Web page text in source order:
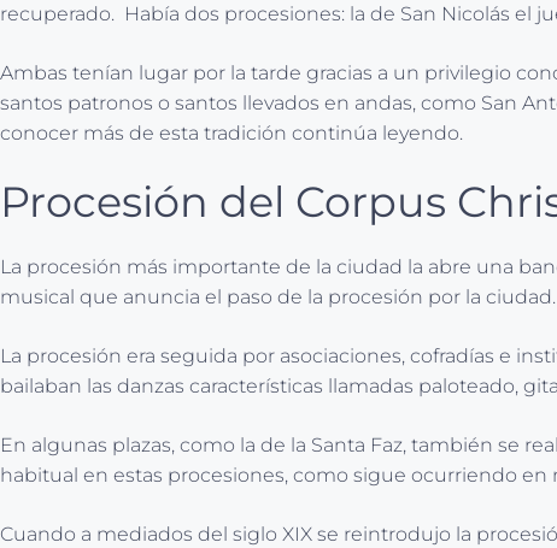
recuperado. Había dos procesiones: la de San Nicolás el
Ambas tenían lugar por la tarde gracias a un privilegio
santos patronos o santos llevados en andas, como San
conocer más de esta tradición continúa leyendo.
Procesión del Corpus
La procesión más importante de la ciudad la abre una
musical que anuncia el paso de la procesión por la ciudad.
La procesión era seguida por asociaciones, cofradías e
bailaban las danzas características llamadas paloteado,
En algunas plazas, como la de la Santa Faz, también se
habitual en estas procesiones, como sigue ocurriendo en
Cuando a mediados del siglo XIX se reintrodujo la